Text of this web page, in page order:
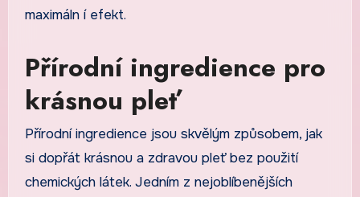
maximáln í efekt.
Přírodní ingredience pro
krásnou pleť
Přírodní ingredience jsou skvělým způsobem, jak
si dopřát krásnou a zdravou pleť bez použití
chemických látek. Jedním z nejoblíbenějších